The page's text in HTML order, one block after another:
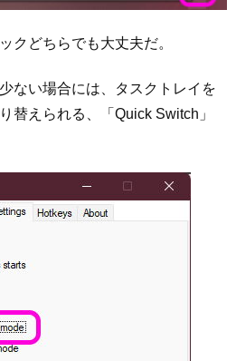
クどちらでも大丈夫だ。
ない場合には、タスクトレイを
替えられる、「Quick Switch」